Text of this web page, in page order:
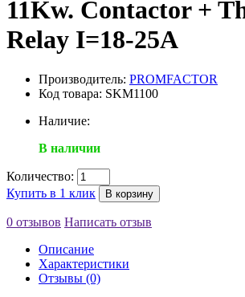
11Kw. Contactor +
Relay I=18-25A
Производитель: PROMFACTOR
Код товара: SKM1100
Наличие:
В наличии
Количество:
Купить в 1 клик
В корзину
0 отзывов Написать отзыв
Описание
Характеристики
Отзывы (0)